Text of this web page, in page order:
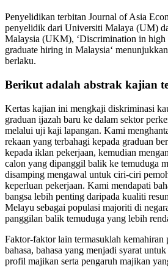
Penyelidikan terbitan Journal of Asia
penyelidik dari Universiti Malaya (UM)
Malaysia (UKM), ‘Discrimination in high
graduate hiring in Malaysia‘
berlaku.
Berikut adalah abstrak kajian
Kertas kajian ini mengkaji diskriminasi
graduan ijazah baru ke dalam sektor
melalui uji kaji lapangan. Kami
rekaan yang terbahagi kepada graduan
kepada iklan pekerjaan, kemudian
calon yang dipanggil balik ke temuduga
disamping mengawal untuk ciri-ciri
keperluan pekerjaan. Kami mendapati
bangsa lebih penting daripada kualiti
Melayu sebagai populasi majoriti di
panggilan balik temuduga yang lebih
Faktor-faktor lain termasuklah kemahiran
bahasa, bahasa yang menjadi syarat
profil majikan serta pengaruh majikan